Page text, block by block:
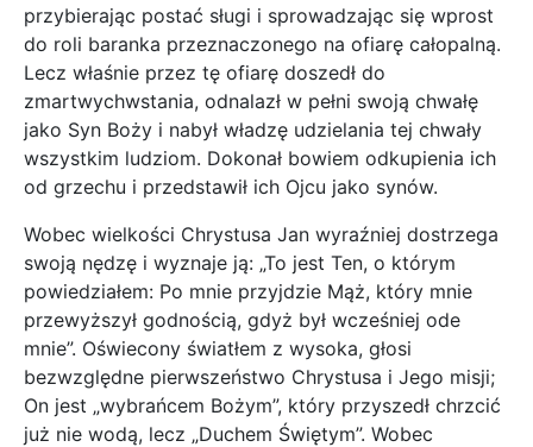
przybierając postać sługi i sprowadzając się wprost
do roli baranka przeznaczonego na ofiarę całopalną.
Lecz właśnie przez tę ofiarę doszedł do
zmartwychwstania, odnalazł w pełni swoją chwałę
jako Syn Boży i nabył władzę udzielania tej chwały
wszystkim ludziom. Dokonał bowiem odkupienia ich
od grzechu i przedstawił ich Ojcu jako synów.
Wobec wielkości Chrystusa Jan wyraźniej dostrzega
swoją nędzę i wyznaje ją: „To jest Ten, o którym
powiedziałem: Po mnie przyjdzie Mąż, który mnie
przewyższył godnością, gdyż był wcześniej ode
mnie”. Oświecony światłem z wysoka, głosi
bezwzględne pierwszeństwo Chrystusa i Jego misji;
On jest „wybrańcem Bożym”, który przyszedł chrzcić
już nie wodą, lecz „Duchem Świętym”. Wobec